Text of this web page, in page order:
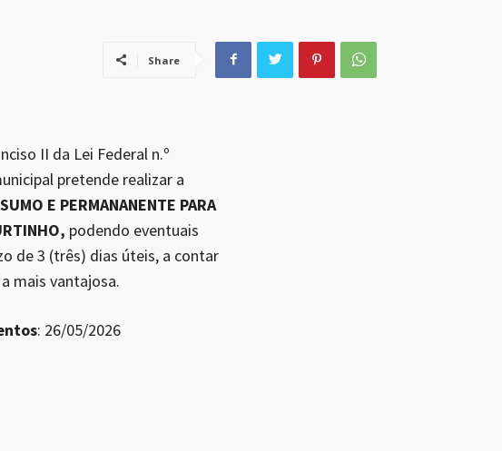
Share
II da Lei Federal n.º
pretende realizar a
E PERMANANENTE PARA
podendo eventuais
de 3 (três) dias úteis, a contar
mais vantajosa.
: 26/05/2026